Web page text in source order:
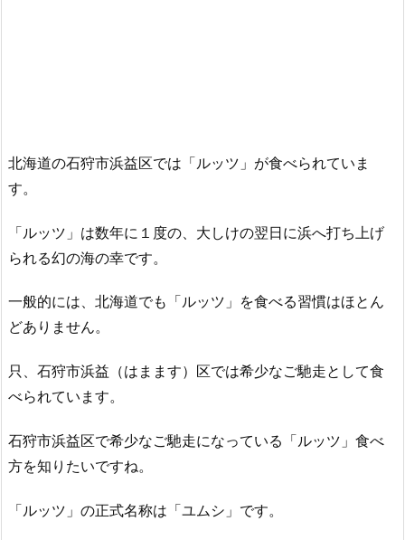
北海道の石狩市浜益区では「ルッツ」が食べられていま
す。
「ルッツ」は数年に１度の、大しけの翌日に浜へ打ち上げ
られる幻の海の幸です。
一般的には、北海道でも「ルッツ」を食べる習慣はほとん
どありません。
只、石狩市浜益（はまます）区では希少なご馳走として食
べられています。
石狩市浜益区で希少なご馳走になっている「ルッツ」食べ
方を知りたいですね。
「ルッツ」の正式名称は「ユムシ」です。